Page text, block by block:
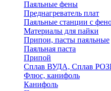
Паяльные фены
Преднагреватель плат
Паяльные станции с
Материалы для пайки
Припои, пасты паяльные
Паяльная паста
Припой
Сплав ВУДА, Сплав
Флюс, канифоль
Канифоль